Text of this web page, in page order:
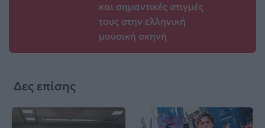
και σημαντικές στιγμές
τους στην ελληνική
μουσική σκηνή
Δες επίσης